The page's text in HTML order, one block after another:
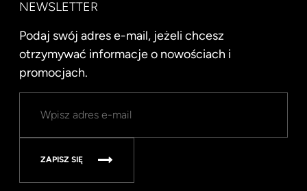
NEWSLETTER
Podaj swój adres e-mail, jeżeli chcesz
otrzymywać informacje o nowościach i
promocjach.
ZAPISZ SIĘ